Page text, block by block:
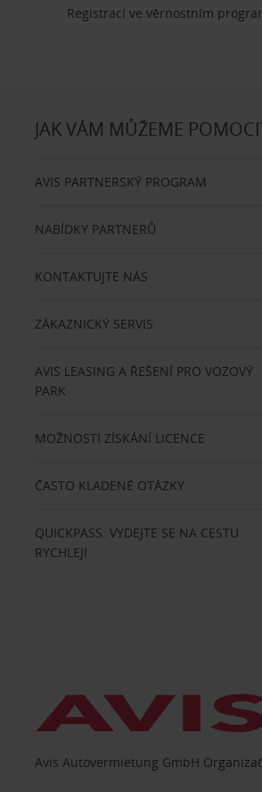
Registrací ve věrnostním
JAK VÁM MŮŽEME
AVIS PARTNERSKÝ PROGRAM
NABÍDKY PARTNERŮ
KONTAKTUJTE NÁS
ZÁKAZNICKÝ SERVIS
AVIS LEASING A ŘEŠENÍ PRO VOZOVÝ
PARK
MOŽNOSTI ZÍSKÁNÍ LICENCE
ČASTO KLADENÉ OTÁZKY
QUICKPASS: VYDEJTE SE NA CESTU
RYCHLEJI
Avis Autovermietung GmbH